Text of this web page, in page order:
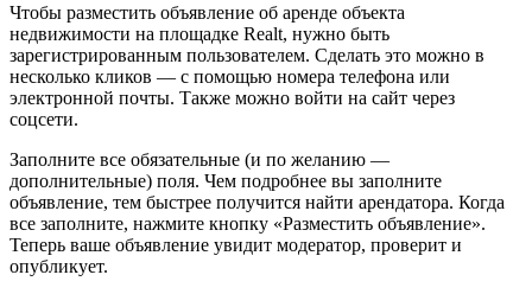
Чтобы разместить объявление об аренде объекта
недвижимости на площадке Realt, нужно быть
зарегистрированным пользователем. Сделать это можно в
несколько кликов — с помощью номера телефона или
электронной почты. Также можно войти на сайт через
соцсети.
Заполните все обязательные (и по желанию —
дополнительные) поля. Чем подробнее вы заполните
объявление, тем быстрее получится найти арендатора. Когда
все заполните, нажмите кнопку «Разместить объявление».
Теперь ваше объявление увидит модератор, проверит и
опубликует.